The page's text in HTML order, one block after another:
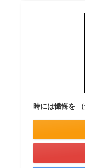
時には懺悔を